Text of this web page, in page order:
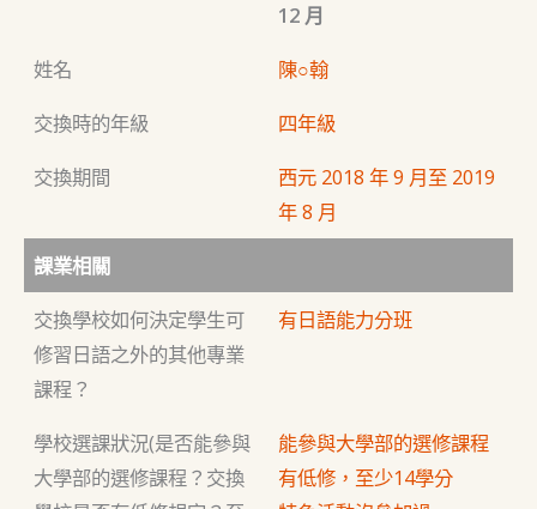
12 月
姓名
陳○翰
交換時的年級
四年級
交換期間
西元 2018 年 9 月至 2019
年 8 月
課業相關
交換學校如何決定學生可
修習日語之外的其他專業
課程？
有日語能力分班
學校選課狀況(是否能參與
大學部的選修課程？交換
能參與大學部的選修課程
有低修，至少14學分